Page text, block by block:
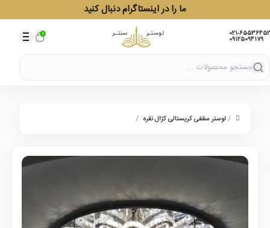
ما را در اینستاگرام دنبال کنید
021-65536452
09125094179
0
/ لوستر سقفی کریستالی کژال نقره /